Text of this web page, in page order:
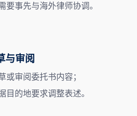
要事先与海外律师协调。
与审阅
或审阅委托书内容；
目的地要求调整表述。